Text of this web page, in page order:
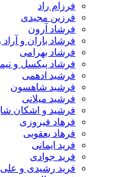
فرزام راد
فرزین مجیدی
فرشاد آرون
فرشاد باران و آراد زارعی
فرشاد بهرامی
فرشاد پیکسل و نیما اهورا
فرشید ادهمی
فرشید شاهسون
فرشید میلانی
فرشید و اشکان شایسته
فرهاد فیروزی
فرهاد یعقوبی
فرید ایمانی
فرید جوادی
فرید رشیدی و علی فرین کیا